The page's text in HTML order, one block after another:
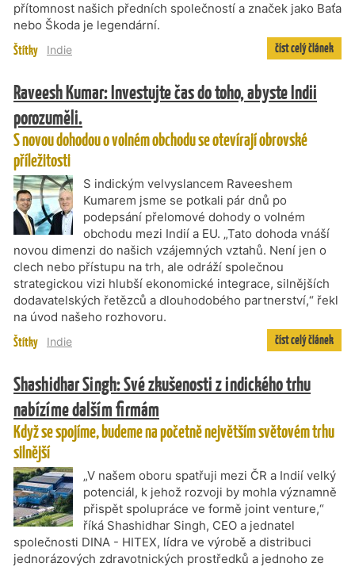
přítomnost našich předních společností a značek jako Baťa
nebo Škoda je legendární.
Štítky Indie číst celý článek
Raveesh Kumar: Investujte čas do toho, abyste Indii
porozuměli.
S novou dohodou o volném obchodu se otevírají obrovské
příležitosti
S indickým velvyslancem Raveeshem
Kumarem jsme se potkali pár dnů po
podepsání přelomové dohody o volném
obchodu mezi Indií a EU. „Tato dohoda vnáší
novou dimenzi do našich vzájemných vztahů. Není jen o
clech nebo přístupu na trh, ale odráží společnou
strategickou vizi hlubší ekonomické integrace, silnějších
dodavatelských řetězců a dlouhodobého partnerství,“ řekl
na úvod našeho rozhovoru.
Štítky Indie číst celý článek
Shashidhar Singh: Své zkušenosti z indického trhu
nabízíme dalším firmám
Když se spojíme, budeme na početně největším světovém trhu
silnější
„V našem oboru spatřuji mezi ČR a Indií velký
potenciál, k jehož rozvoji by mohla významně
přispět spolupráce ve formě joint venture,“
říká Shashidhar Singh, CEO a jednatel
společnosti DINA - HITEX, lídra ve výrobě a distribuci
jednorázových zdravotnických prostředků a jednoho ze